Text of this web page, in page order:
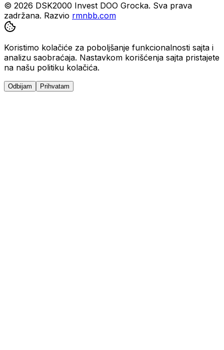
© 2026 DSK2000 Invest DOO Grocka. Sva prava
zadržana. Razvio rmnbb.com
Koristimo kolačiće za poboljšanje funkcionalnosti sajta i
analizu saobraćaja. Nastavkom korišćenja sajta pristajete
na našu politiku kolačića.
Odbijam Prihvatam